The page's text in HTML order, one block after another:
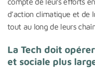
d’action climatique et
tout au long de leurs
La Tech doit
et sociale plus